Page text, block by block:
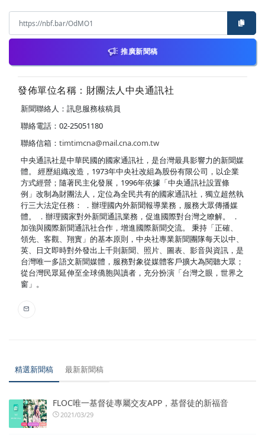
推廣新聞稿
發佈單位名稱：財團法人中央通訊社
新聞聯絡人：訊息服務核稿員
聯絡電話：02-25051180
聯絡信箱： timtimcna@mail.cna.com.tw
中央通訊社是中華民國的國家通訊社，是台灣最具影響力的新聞媒
體。 經歷組織改造，1973年中央社改組為股份有限公司，以企業
方式經營；隨著民主化發展，1996年依據「中央通訊社設置條
例」改制為財團法人，定位為全民共有的國家通訊社，獨立超然執
行三大法定任務： ．辦理國內外新聞報導業務，服務大眾傳播媒
體。 ．辦理國家對外新聞通訊業務，促進國際對台灣之瞭解。 ．
加強與國際新聞通訊社合作，增進國際新聞交流。 秉持「正確、
領先、客觀、翔實」的基本原則，中央社專業新聞團隊每天以中、
英、日文即時對外發出上千則新聞、照片、圖表、影音與資訊，是
台灣唯一多語文新聞媒體，服務對象從媒體客戶擴大為閱聽大眾；
從台灣民眾延伸至全球僑胞與讀者，充分扮演「台灣之眼，世界之
窗」。
精選新聞稿 最新新聞稿
FLOC唯一基督徒專屬交友APP，基督徒的新福音
2021/03/29